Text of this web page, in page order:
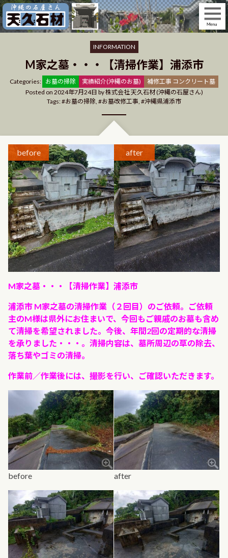
Skip
to
content
INFORMATION
M家之墓・・・【清掃作業】浦添市
Categories: Categories
お墓の掃除 実績紹介(沖縄のお墓)
補修工事 コンクリート墓
Posted on 2024年7月24日 by株式会社 天久石材 (沖縄の石屋さん)
Tags:
お墓の掃除, お墓改修工事, 沖縄県浦添市
before after
M家之墓・・・【清掃作業】浦添市
浦添市 M家之墓の清掃作業（２回目）のご依頼。ご依頼
主のM様は県外にお住まいで、今回もご親戚のお墓も含め
て清掃を希望されました。今後、年間2回の定期的な清掃
を承りました・・・。清掃内容は、墓所周辺の草の除去、
落ち葉やゴミの清掃。
作業前／作業後には、撮影を行い、ご確認いただきます。
before after